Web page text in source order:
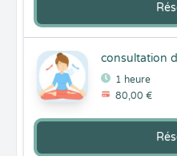
consultation
1 heure
80,00 €